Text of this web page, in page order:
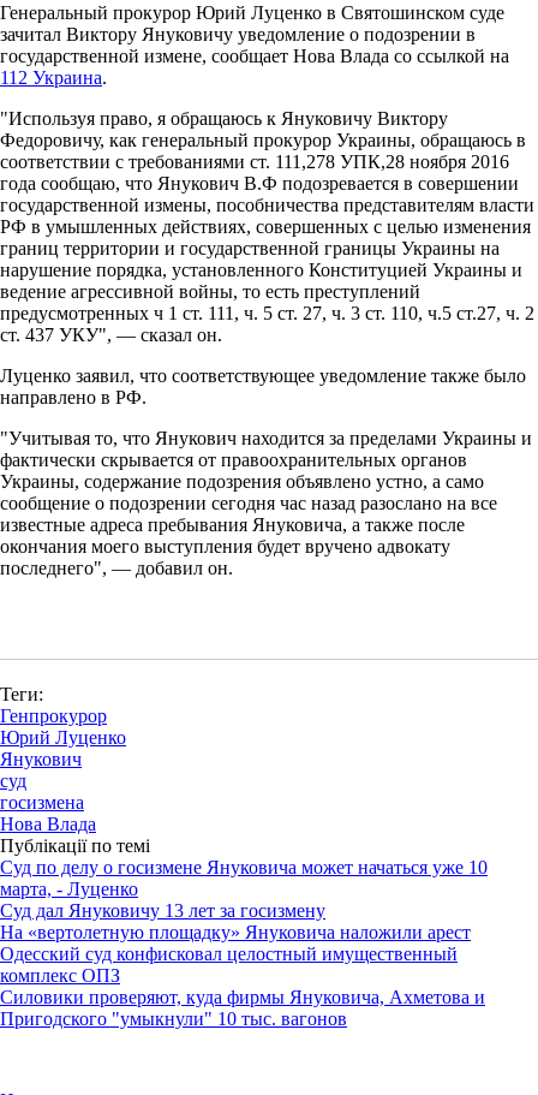
Генеральный прокурор Юрий Луценко в Святошинском суде
зачитал Виктору Януковичу уведомление о подозрении в
государственной измене, сообщает Нова Влада со ссылкой на
112 Украина.
"Используя право, я обращаюсь к Януковичу Виктору
Федоровичу, как генеральный прокурор Украины, обращаюсь в
соответствии с требованиями ст. 111,278 УПК,28 ноября 2016
года сообщаю, что Янукович В.Ф подозревается в совершении
государственной измены, пособничества представителям власти
РФ в умышленных действиях, совершенных с целью изменения
границ территории и государственной границы Украины на
нарушение порядка, установленного Конституцией Украины и
ведение агрессивной войны, то есть преступлений
предусмотренных ч 1 ст. 111, ч. 5 ст. 27, ч. 3 ст. 110, ч.5 ст.27, ч. 2
ст. 437 УКУ", — сказал он.
Луценко заявил, что соответствующее уведомление также было
направлено в РФ.
"Учитывая то, что Янукович находится за пределами Украины и
фактически скрывается от правоохранительных органов
Украины, содержание подозрения объявлено устно, а само
сообщение о подозрении сегодня час назад разослано на все
известные адреса пребывания Януковича, а также после
окончания моего выступления будет вручено адвокату
последнего", — добавил он.
Теги:
Генпрокурор
Юрий Луценко
Янукович
суд
госизмена
Нова Влада
Публікації по темі
Суд по делу о госизмене Януковича может начаться уже 10
марта, - Луценко
Суд дал Януковичу 13 лет за госизмену
На «вертолетную площадку» Януковича наложили арест
Одесский суд конфисковал целостный имущественный
комплекс ОПЗ
Силовики проверяют, куда фирмы Януковича, Ахметова и
Пригодского "умыкнули" 10 тыс. вагонов